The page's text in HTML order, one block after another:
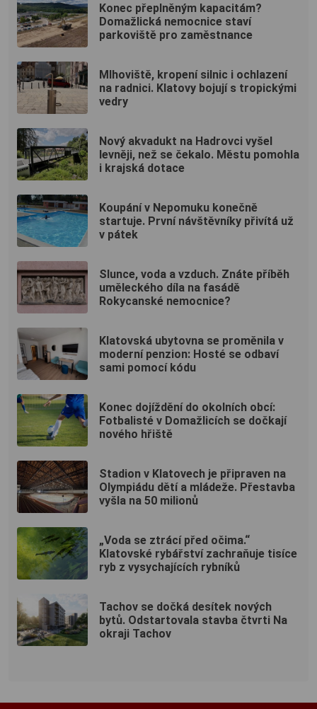
Konec přeplněným kapacitám?
Domažlická nemocnice staví
parkoviště pro zaměstnance
Mlhoviště, kropení silnic i ochlazení
na radnici. Klatovy bojují s tropickými
vedry
Nový akvadukt na Hadrovci vyšel
levněji, než se čekalo. Městu pomohla
i krajská dotace
Koupání v Nepomuku konečně
startuje. První návštěvníky přivítá už
v pátek
Slunce, voda a vzduch. Znáte příběh
uměleckého díla na fasádě
Rokycanské nemocnice?
Klatovská ubytovna se proměnila v
moderní penzion: Hosté se odbaví
sami pomocí kódu
Konec dojíždění do okolních obcí:
Fotbalisté v Domažlicích se dočkají
nového hřiště
Stadion v Klatovech je připraven na
Olympiádu dětí a mládeže. Přestavba
vyšla na 50 milionů
„Voda se ztrácí před očima.“
Klatovské rybářství zachraňuje tisíce
ryb z vysychajících rybníků
Tachov se dočká desítek nových
bytů. Odstartovala stavba čtvrti Na
okraji Tachov